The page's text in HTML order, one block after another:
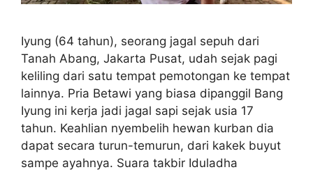
Iyung (64 tahun), seorang jagal sepuh dari
Tanah Abang, Jakarta Pusat, udah sejak pagi
keliling dari satu tempat pemotongan ke tempat
lainnya. Pria Betawi yang biasa dipanggil Bang
Iyung ini kerja jadi jagal sapi sejak usia 17
tahun. Keahlian nyembelih hewan kurban dia
dapat secara turun-temurun, dari kakek buyut
sampe ayahnya. Suara takbir Iduladha